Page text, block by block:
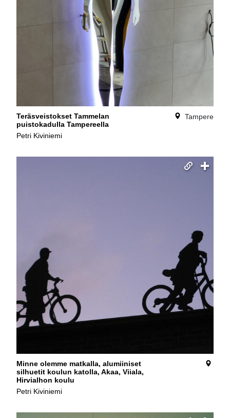
Teräsveistokset Tammelan
puistokadulla Tampereella
Petri Kiviniemi
Tampere
Minne olemme matkalla, alumiiniset
silhuetit koulun katolla, Akaa, Viiala,
Hirvialhon koulu
Petri Kiviniemi